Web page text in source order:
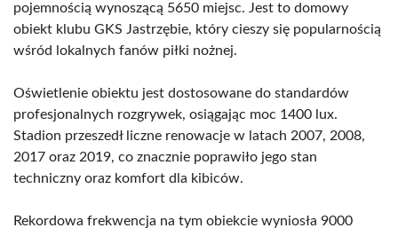
pojemnością wynoszącą 5650 miejsc. Jest to domowy
obiekt klubu GKS Jastrzębie, który cieszy się popularnością
wśród lokalnych fanów piłki nożnej.
Oświetlenie obiektu jest dostosowane do standardów
profesjonalnych rozgrywek, osiągając moc 1400 lux.
Stadion przeszedł liczne renowacje w latach 2007, 2008,
2017 oraz 2019, co znacznie poprawiło jego stan
techniczny oraz komfort dla kibiców.
Rekordowa frekwencja na tym obiekcie wyniosła 9000